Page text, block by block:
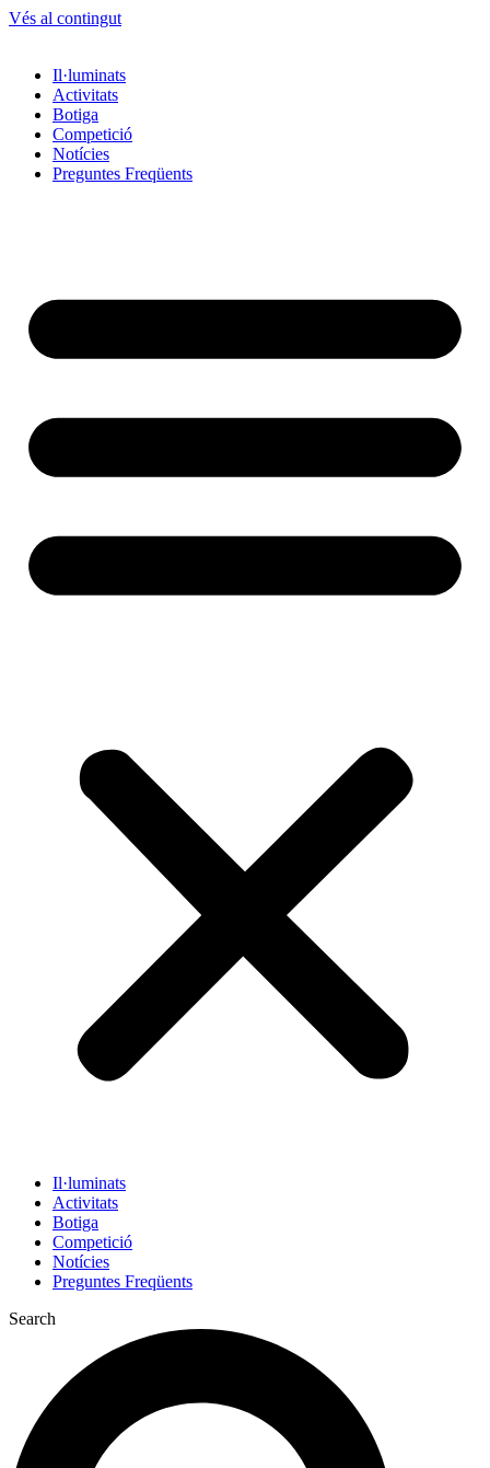
Vés al contingut
Il·luminats
Activitats
Botiga
Competició
Notícies
Preguntes Freqüents
Il·luminats
Activitats
Botiga
Competició
Notícies
Preguntes Freqüents
Search